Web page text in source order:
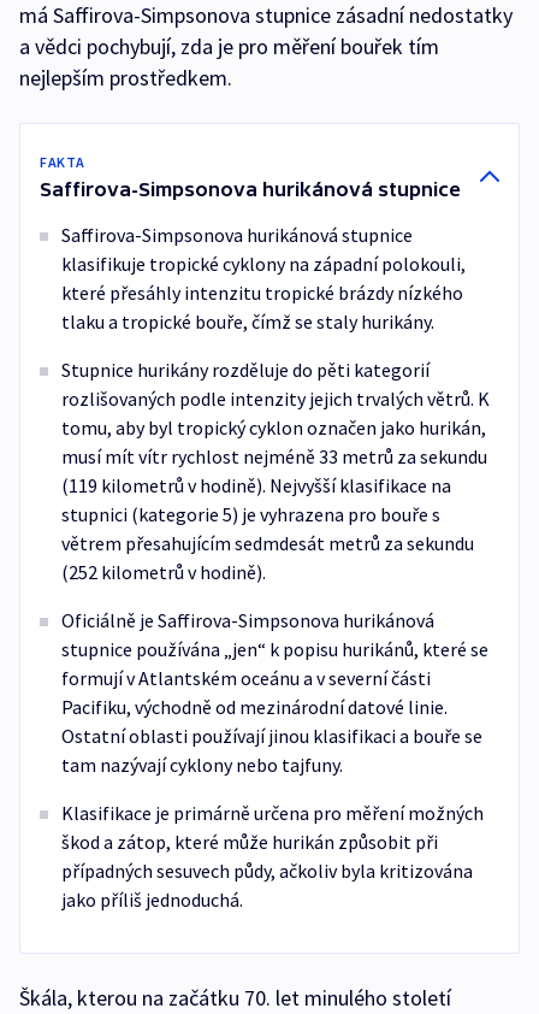
má Saffirova-Simpsonova stupnice zásadní nedostatky
a vědci pochybují, zda je pro měření bouřek tím
nejlepším prostředkem.
FAKTA
Saffirova-Simpsonova hurikánová stupnice
Saffirova-Simpsonova hurikánová stupnice
klasifikuje tropické cyklony na západní polokouli,
které přesáhly intenzitu tropické brázdy nízkého
tlaku a tropické bouře, čímž se staly hurikány.
Stupnice hurikány rozděluje do pěti kategorií
rozlišovaných podle intenzity jejich trvalých větrů. K
tomu, aby byl tropický cyklon označen jako hurikán,
musí mít vítr rychlost nejméně 33 metrů za sekundu
(119 kilometrů v hodině). Nejvyšší klasifikace na
stupnici (kategorie 5) je vyhrazena pro bouře s
větrem přesahujícím sedmdesát metrů za sekundu
(252 kilometrů v hodině).
Oficiálně je Saffirova-Simpsonova hurikánová
stupnice používána „jen“ k popisu hurikánů, které se
formují v Atlantském oceánu a v severní části
Pacifiku, východně od mezinárodní datové linie.
Ostatní oblasti používají jinou klasifikaci a bouře se
tam nazývají cyklony nebo tajfuny.
Klasifikace je primárně určena pro měření možných
škod a zátop, které může hurikán způsobit při
případných sesuvech půdy, ačkoliv byla kritizována
jako příliš jednoduchá.
Škála, kterou na začátku 70. let minulého století